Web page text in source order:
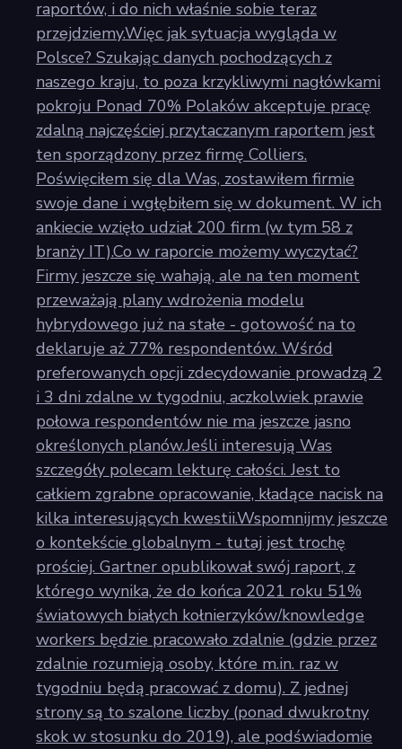
raportów, i do nich właśnie sobie teraz
przejdziemy.Więc jak sytuacja wygląda w
Polsce? Szukając danych pochodzących z
naszego kraju, to poza krzykliwymi nagłówkami
pokroju Ponad 70% Polaków akceptuje pracę
zdalną najczęściej przytaczanym raportem jest
ten sporządzony przez firmę Colliers.
Poświęciłem się dla Was, zostawiłem firmie
swoje dane i wgłębiłem się w dokument. W ich
ankiecie wzięło udział 200 firm (w tym 58 z
branży IT).Co w raporcie możemy wyczytać?
Firmy jeszcze się wahają, ale na ten moment
przeważają plany wdrożenia modelu
hybrydowego już na stałe - gotowość na to
deklaruje aż 77% respondentów. Wśród
preferowanych opcji zdecydowanie prowadzą 2
i 3 dni zdalne w tygodniu, aczkolwiek prawie
połowa respondentów nie ma jeszcze jasno
określonych planów.Jeśli interesują Was
szczegóły polecam lekturę całości. Jest to
całkiem zgrabne opracowanie, kładące nacisk na
kilka interesujących kwestii.Wspomnijmy jeszcze
o kontekście globalnym - tutaj jest trochę
prościej. Gartner opublikował swój raport, z
którego wynika, że do końca 2021 roku 51%
światowych białych kołnierzyków/knowledge
workers będzie pracowało zdalnie (gdzie przez
zdalnie rozumieją osoby, które m.in. raz w
tygodniu będą pracować z domu). Z jednej
strony są to szalone liczby (ponad dwukrotny
skok w stosunku do 2019), ale podświadomie